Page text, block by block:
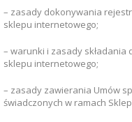
– zasady dokonywania
sklepu internetowego;
– warunki i zasady składania
sklepu internetowego;
– zasady zawierania Umów
świadczonych w ramach